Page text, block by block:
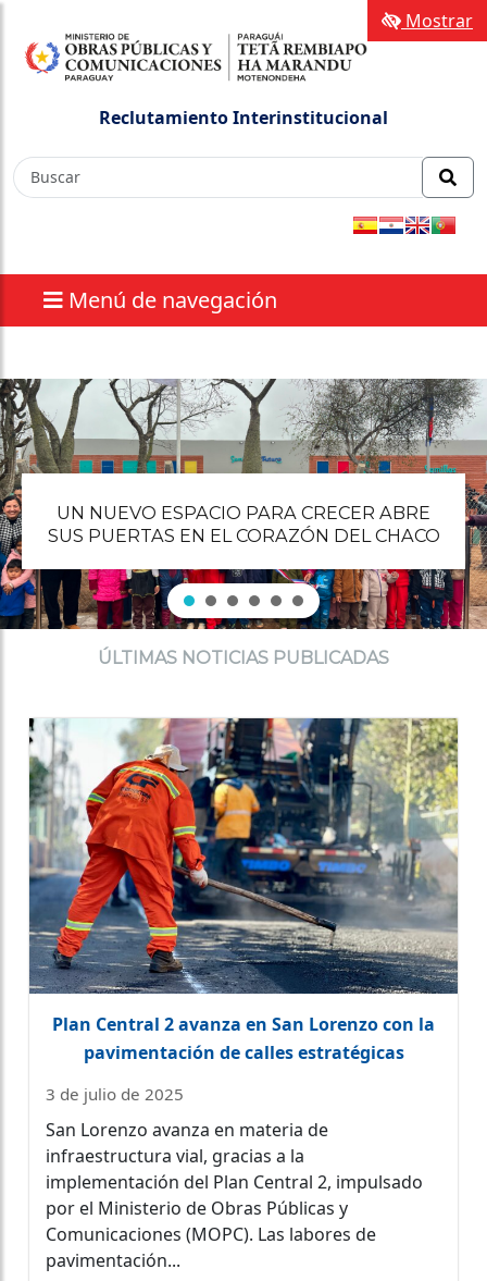
Reclutamiento Interinstitucional
Menú de navegación
Mostrar
UN NUEVO ESPACIO PARA CRECER ABRE
SUS PUERTAS EN EL CORAZÓN DEL CHACO
ÚLTIMAS NOTICIAS PUBLICADAS
Plan Central 2 avanza en San Lorenzo con la
pavimentación de calles estratégicas
3 de julio de 2025
San Lorenzo avanza en materia de
infraestructura vial, gracias a la
implementación del Plan Central 2, impulsado
por el Ministerio de Obras Públicas y
Comunicaciones (MOPC). Las labores de
pavimentación...